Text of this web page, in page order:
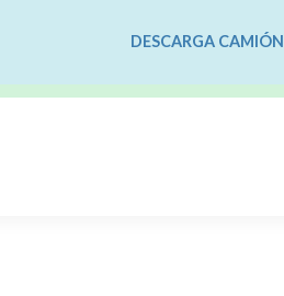
DESCARGA CAMIÓN